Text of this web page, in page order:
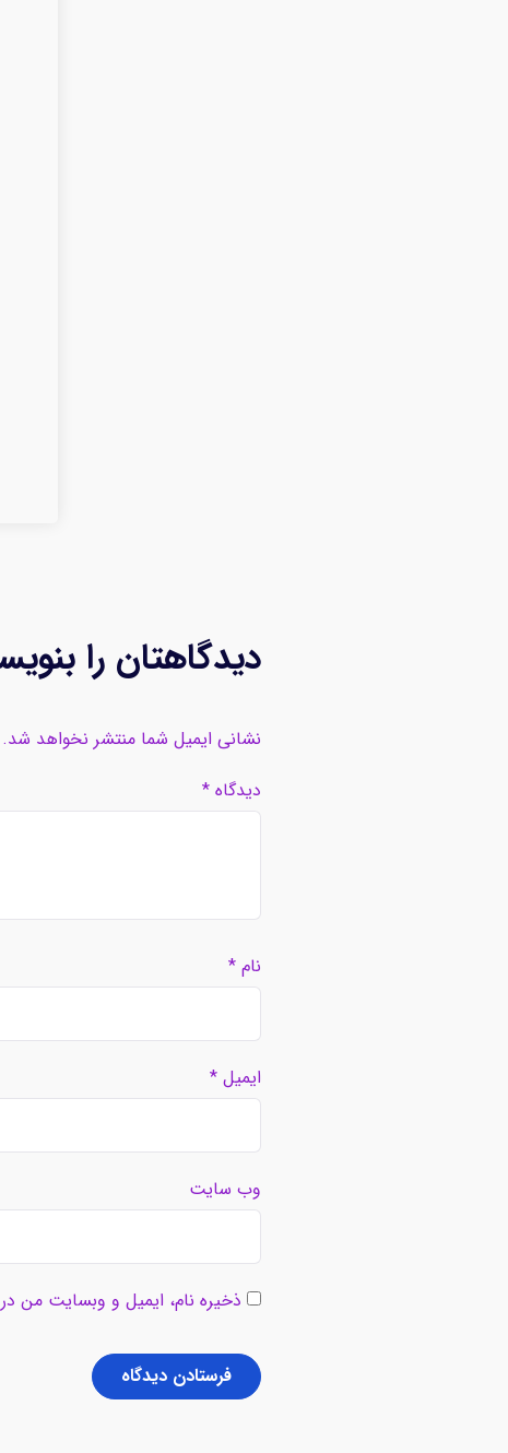
دیدگاهتان را
نشانی ایمیل شما منتشر نخواهد شد.
دیدگاه*
نام*
ایمیل*
وب‌ سایت
ذخیره نام، ایمیل و وبسایت من